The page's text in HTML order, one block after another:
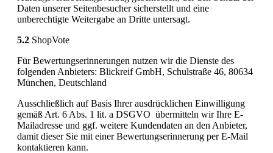
Daten unserer Seitenbesucher sicherstellt und eine
unberechtigte Weitergabe an Dritte untersagt.
5.2 ShopVote
Für Bewertungserinnerungen nutzen wir die Dienste des
folgenden Anbieters: Blickreif GmbH, Schulstraße 46, 80634
München, Deutschland
Ausschließlich auf Basis Ihrer ausdrücklichen Einwilligung
gemäß Art. 6 Abs. 1 lit. a DSGVO übermitteln wir Ihre E-
Mailadresse und ggf. weitere Kundendaten an den Anbieter,
damit dieser Sie mit einer Bewertungserinnerung per E-Mail
kontaktieren kann.